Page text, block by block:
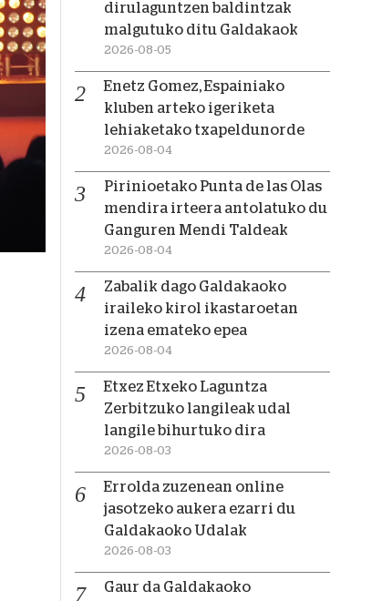
dirulaguntzen baldintzak
malgutuko ditu Galdakaok
2026-08-05
Enetz Gomez, Espainiako
kluben arteko igeriketa
lehiaketako txapeldunorde
2026-08-04
Pirinioetako Punta de las Olas
mendira irteera antolatuko du
Ganguren Mendi Taldeak
2026-08-04
Zabalik dago Galdakaoko
iraileko kirol ikastaroetan
izena emateko epea
2026-08-04
Etxez Etxeko Laguntza
Zerbitzuko langileak udal
langile bihurtuko dira
2026-08-03
Errolda zuzenean online
jasotzeko aukera ezarri du
Galdakaoko Udalak
2026-08-03
Gaur da Galdakaoko